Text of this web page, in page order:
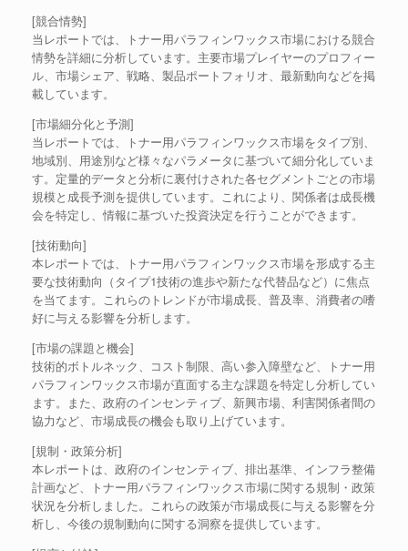
[競合情勢]
当レポートでは、トナー用パラフィンワックス市場における競合
情勢を詳細に分析しています。主要市場プレイヤーのプロフィー
ル、市場シェア、戦略、製品ポートフォリオ、最新動向などを掲
載しています。
[市場細分化と予測]
当レポートでは、トナー用パラフィンワックス市場をタイプ別、
地域別、用途別など様々なパラメータに基づいて細分化していま
す。定量的データと分析に裏付けされた各セグメントごとの市場
規模と成長予測を提供しています。これにより、関係者は成長機
会を特定し、情報に基づいた投資決定を行うことができます。
[技術動向]
本レポートでは、トナー用パラフィンワックス市場を形成する主
要な技術動向（タイプ1技術の進歩や新たな代替品など）に焦点
を当てます。これらのトレンドが市場成長、普及率、消費者の嗜
好に与える影響を分析します。
[市場の課題と機会]
技術的ボトルネック、コスト制限、高い参入障壁など、トナー用
パラフィンワックス市場が直面する主な課題を特定し分析してい
ます。また、政府のインセンティブ、新興市場、利害関係者間の
協力など、市場成長の機会も取り上げています。
[規制・政策分析]
本レポートは、政府のインセンティブ、排出基準、インフラ整備
計画など、トナー用パラフィンワックス市場に関する規制・政策
状況を分析しました。これらの政策が市場成長に与える影響を分
析し、今後の規制動向に関する洞察を提供しています。